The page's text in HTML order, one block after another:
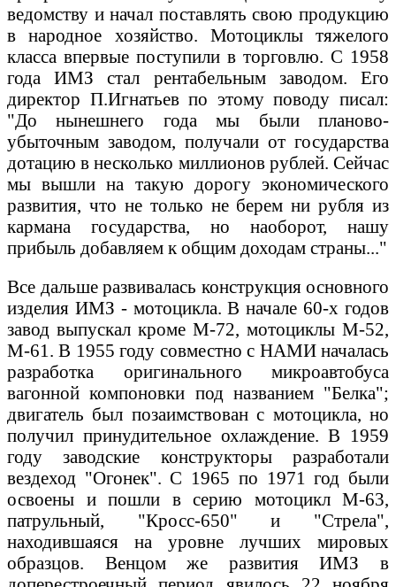
ведомству и начал поставлять свою продукцию
в народное хозяйство. Мотоциклы тяжелого
класса впервые поступили в торговлю. С 1958
года ИМЗ стал рентабельным заводом. Его
директор П.Игнатьев по этому поводу писал:
"До нынешнего года мы были планово-
убыточным заводом, получали от государства
дотацию в несколько миллионов рублей. Сейчас
мы вышли на такую дорогу экономического
развития, что не только не берем ни рубля из
кармана государства, но наоборот, нашу
прибыль добавляем к общим доходам страны..."
Все дальше развивалась конструкция основного
изделия ИМЗ - мотоцикла. В начале 60-х годов
завод выпускал кроме М-72, мотоциклы М-52,
М-61. В 1955 году совместно с НАМИ началась
разработка оригинального микроавтобуса
вагонной компоновки под названием "Белка";
двигатель был позаимствован с мотоцикла, но
получил принудительное охлаждение. В 1959
году заводские конструкторы разработали
вездеход "Огонек". С 1965 по 1971 год были
освоены и пошли в серию мотоцикл М-63,
патрульный, "Кросс-650" и "Стрела",
находившаяся на уровне лучших мировых
образцов. Венцом же развития ИМЗ в